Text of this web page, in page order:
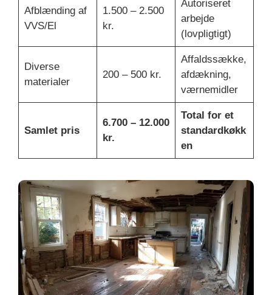
Afblænding af
VVS/El
1.500 – 2.500
kr.
Autoriseret
arbejde
(lovpligtigt)
Diverse
materialer
200 – 500 kr.
Affaldssække,
afdækning,
værnemidler
Samlet pris
6.700 – 12.000
kr.
Total for et
standardkøkk
en